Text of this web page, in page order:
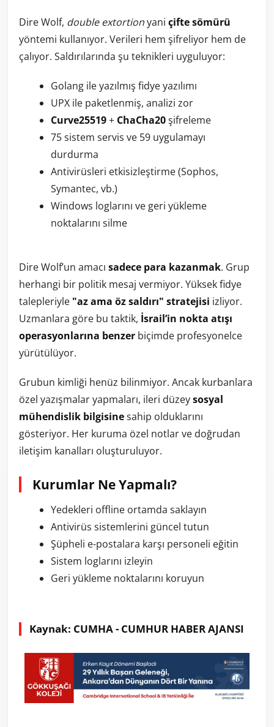
Dire Wolf, double extortionyani çifte sömürü
yöntemi kullanıyor. Verileri hem şifreliyor hem de
çalıyor. Saldırılarında şu teknikleri uyguluyor:
Golang ile yazılmış fidye yazılımı
UPX ile paketlenmiş, analizi zor
Curve25519+ ChaCha20şifreleme
75 sistem servis ve 59 uygulamayı
durdurma
Antivirüsleri etkisizleştirme (Sophos,
Symantec, vb.)
Windows loglarını ve geri yükleme
noktalarını silme
Dire Wolf’un amacı sadece para kazanmak. Grup
herhangi bir politik mesaj vermiyor. Yüksek fidye
talepleriyle "az ama öz saldırı" stratejisi izliyor.
Uzmanlara göre bu taktik, İsrail’in nokta atışı
operasyonlarına benzer biçimde profesyonelce
yürütülüyor.
Grubun kimliği henüz bilinmiyor. Ancak kurbanlara
özel yazışmalar yapmaları, ileri düzeysosyal
mühendislik bilgisinesahip olduklarını
gösteriyor. Her kuruma özel notlar ve doğrudan
iletişim kanalları oluşturuluyor.
Kurumlar Ne Yapmalı?
Yedekleri offline ortamda saklayın
Antivirüs sistemlerini güncel tutun
Şüpheli e-postalara karşı personeli eğitin
Sistem loglarını izleyin
Geri yükleme noktalarını koruyun
Kaynak: CUMHA - CUMHUR HABER AJANSI